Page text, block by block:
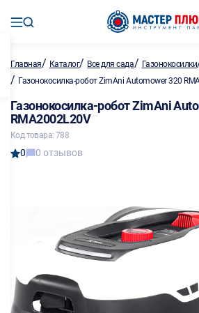
Главная/ Каталог/ Все для сада/ Газонокосилки
/ Газонокосилка-робот ZimAni Automower 320
Газонокосилка-робот ZimAni
RMA2002L20V
Код товара: 788
0 0 отзывов